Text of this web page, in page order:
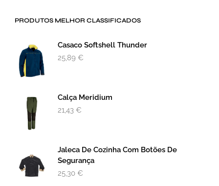
PRODUTOS MELHOR CLASSIFICADOS
Casaco Softshell Thunder
25,89 €
Calça Meridium
21,43 €
Jaleca De Cozinha Com Botões De
Segurança
25,30 €